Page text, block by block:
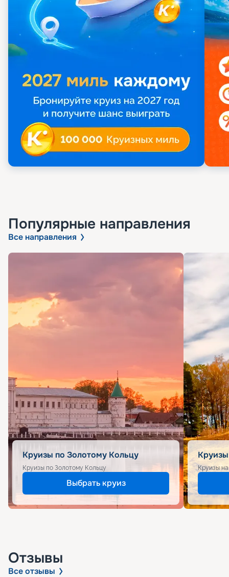
Популярные направления
Все направления
Круизы по Золотому Кольцу
Круизы по Золотому Кольцу
Выбрать круиз
Круизы
Отзывы
Все отзывы